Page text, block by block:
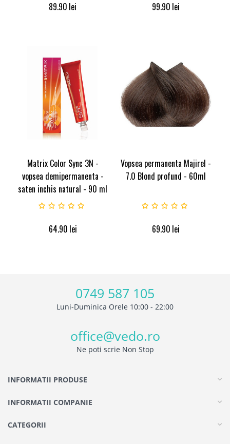
89.90 lei 99.90 lei
Matrix Color Sync 3N -
vopsea demipermanenta -
saten inchis natural - 90 ml
64.90 lei
Vopsea permanenta Majirel -
7.0 Blond profund - 60ml
69.90 lei
0749 587 105
Luni-Duminica Orele 10:00 - 22:00
office@vedo.ro
Ne poti scrie Non Stop
INFORMATII PRODUSE
INFORMATII COMPANIE
CATEGORII